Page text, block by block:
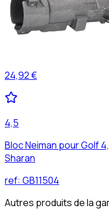
24,92 €
4,5
Bloc Neiman pour Golf
Sharan
ref: GB11504
Autres produits de la